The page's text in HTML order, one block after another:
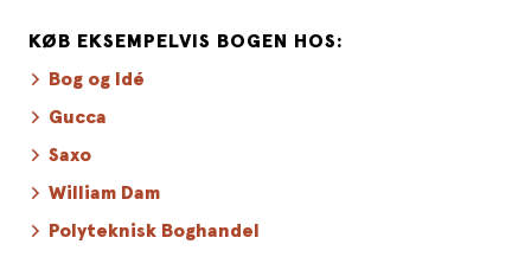
KØB EKSEMPELVIS BOGEN HOS:
Bog og Idé
Gucca
Saxo
William Dam
Polyteknisk Boghandel